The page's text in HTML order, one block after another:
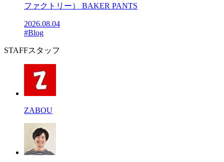
ファクトリー） BAKER PANTS
2026.08.04
#Blog
STAFFスタッフ
ZABOU